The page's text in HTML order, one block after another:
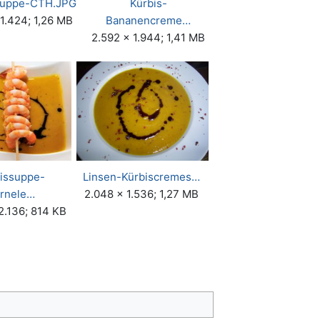
CTH.JPG
1,26 MB
Kürbis-
Bananencreme…
2.592 × 1.944; 1,41 MB
814 KB
Linsen-Kürbiscremes…
2.048 × 1.536; 1,27 MB